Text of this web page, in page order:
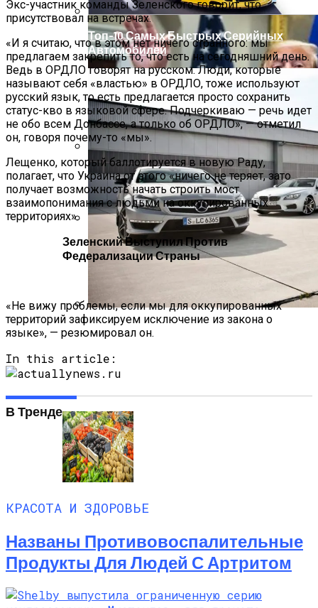
Развенчан Популярный Миф О
Быстром Похудении
Названы Даты Встречи Зеленского И
Трампа
Топ-10 Самых Быстрых Серийных
Автомобилей
Названы Подержанные Автомобили
Из Европы, Которые Чаще Всего
Покупают Украинцы
Экс-участник команды Зеленского говорит, что
присутствовал на встречах.
«И я считаю, что в этом нет ничего странного: мы
предлагаем закрепить то, что есть на сегодняшний день.
Ведь в ОРДЛО говорят на русском. Люди, которые
называют себя «властью» в ОРДЛО, тоже используют
русский язык, то есть предлагается просто сохранить
статус-кво в языковой сфере. Подчеркиваю — речь идет
не обо всем Донбассе, а только об ОРДЛО», — отметил
он, говоря почему-то «мы».
Лещенко, который баллотируется в новую Раду,
полагает, что Украина от этого «ничего не теряет, зато
получает возможность начать строить мост
взаимопонимания с людьми на оккупированных
территориях».
Зеленский Выступил Против
Федерализации Страны
«Не вижу проблемы, если мы для оккупированных
территорий зафиксируем исключение из закона о
языке», — резюмировал он.
In this article:
В Тренде
КРАСОТА И ЗДОРОВЬЕ
Названы Противовоспалительные
Продукты Для Людей С Артритом